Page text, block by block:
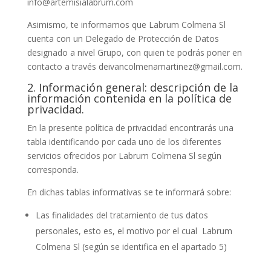
info@artemisialabrum.com
Asimismo, te informamos que Labrum Colmena Sl
cuenta con un Delegado de Protección de Datos
designado a nivel Grupo, con quien te podrás poner en
contacto a través deivancolmenamartinez@gmail.com.
2. Información general: descripción de la
información contenida en la política de
privacidad.
En la presente política de privacidad encontrarás una
tabla identificando por cada uno de los diferentes
servicios ofrecidos por Labrum Colmena Sl según
corresponda.
En dichas tablas informativas se te informará sobre:
Las finalidades del tratamiento de tus datos
personales, esto es, el motivo por el cual Labrum
Colmena Sl (según se identifica en el apartado 5)